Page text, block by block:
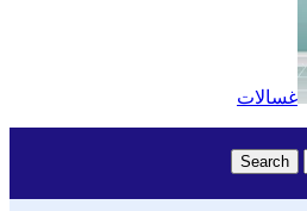
غسالات
Search